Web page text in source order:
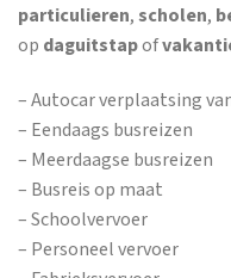
particulieren,scholen,
op daguitstapof
– Autocar verplaatsing
– Eendaags busreizen
– Meerdaagse busreizen
– Busreis op maat
– Schoolvervoer
– Personeel vervoer